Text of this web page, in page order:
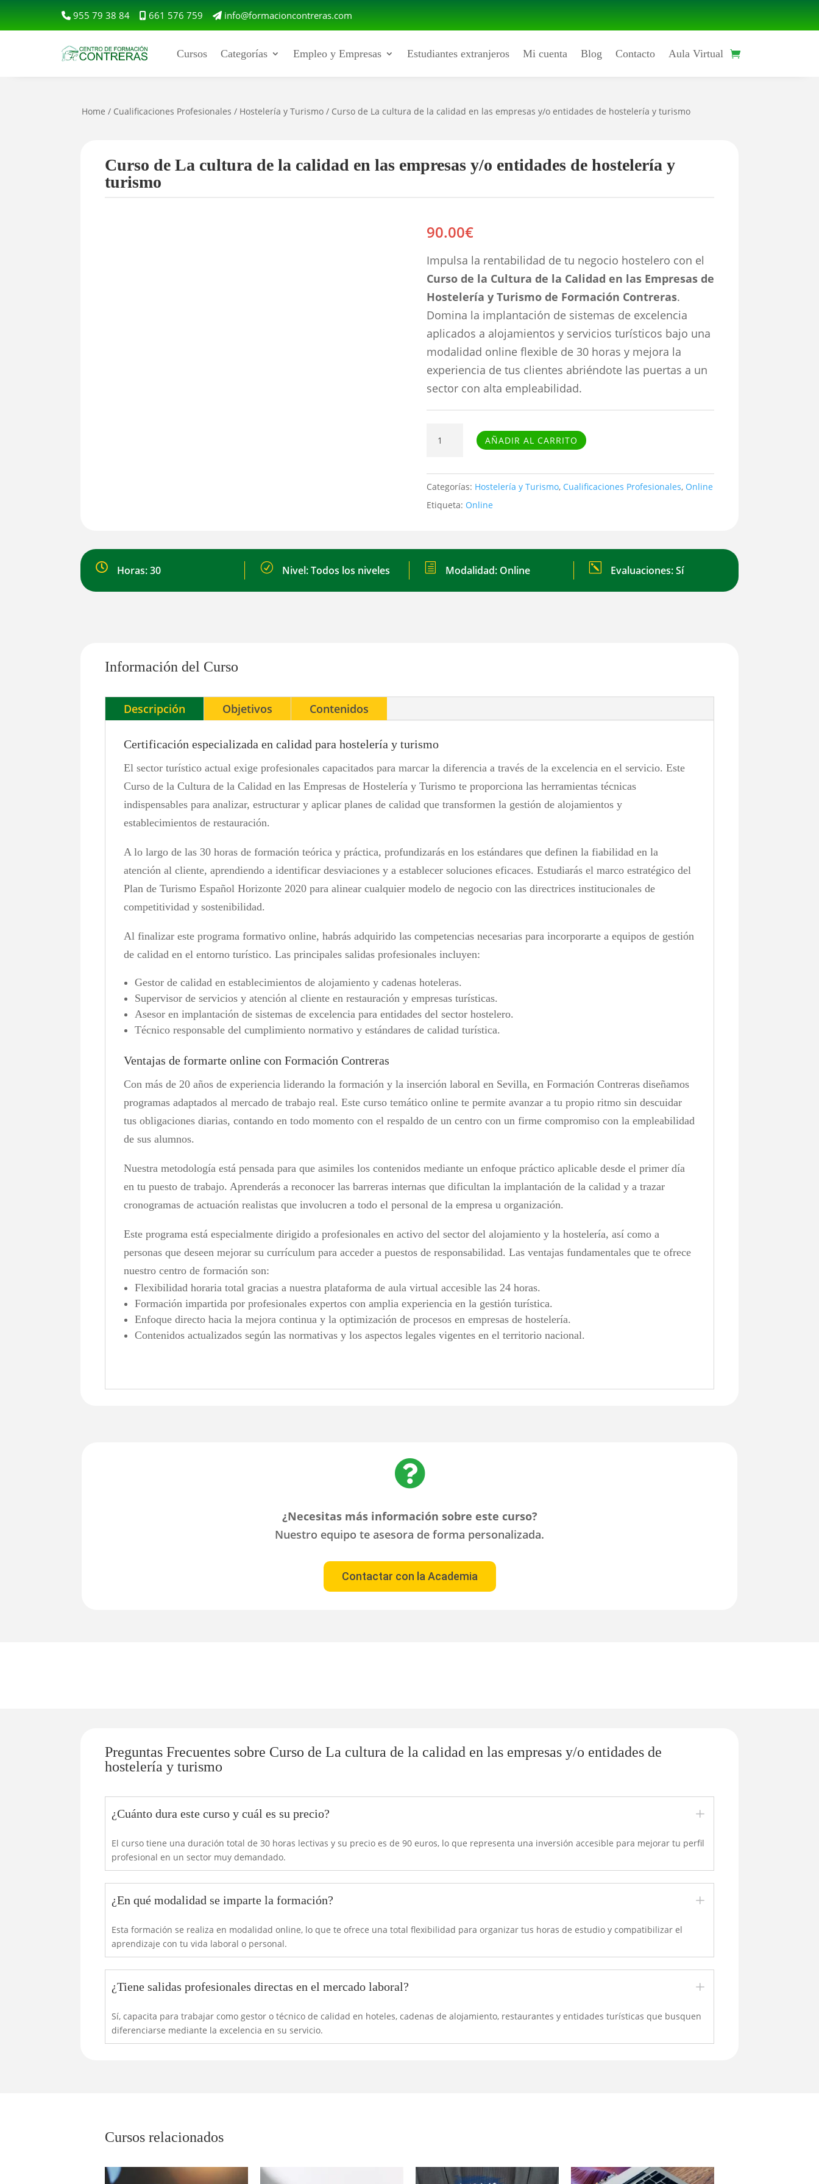
955 79 38 84 661 576 759 info@formacioncontreras.com
Cursos Categorías Empleo y Empresas Estudiantes extranjeros Mi cuenta Blog Contacto Aula Virtual
Home / Cualificaciones Profesionales / Hostelería y Turismo / Curso de La cultura de la calidad en las empresas y/o entidades de hostelería y turismo
Curso de La cultura de la calidad en las empresas y/o entidades de hostelería y
turismo
90.00€
Impulsa la rentabilidad de tu negocio hostelero con el
Curso de la Cultura de la Calidad en las Empresas de
Hostelería y Turismo de Formación Contreras.
Domina la implantación de sistemas de excelencia
aplicados a alojamientos y servicios turísticos bajo una
modalidad online flexible de 30 horas y mejora la
experiencia de tus clientes abriéndote las puertas a un
sector con alta empleabilidad.
cultura
de
en
las
empresas
cantidad
AÑADIR AL CARRITO
Categorías: Hostelería y Turismo, Cualificaciones Profesionales, Online
Etiqueta: Online
 Horas: 30 R Nivel: Todos los niveles h Modalidad: Online k Evaluaciones: Sí
Información del Curso
Descripción Objetivos Contenidos
Certificación especializada en calidad para hostelería y turismo
El sector turístico actual exige profesionales capacitados para marcar la diferencia a través de la excelencia en el servicio. Este
Curso de la Cultura de la Calidad en las Empresas de Hostelería y Turismo te proporciona las herramientas técnicas
indispensables para analizar, estructurar y aplicar planes de calidad que transformen la gestión de alojamientos y
establecimientos de restauración.
A lo largo de las 30 horas de formación teórica y práctica, profundizarás en los estándares que definen la fiabilidad en la
atención al cliente, aprendiendo a identificar desviaciones y a establecer soluciones eficaces. Estudiarás el marco estratégico del
Plan de Turismo Español Horizonte 2020 para alinear cualquier modelo de negocio con las directrices institucionales de
competitividad y sostenibilidad.
Al finalizar este programa formativo online, habrás adquirido las competencias necesarias para incorporarte a equipos de gestión
de calidad en el entorno turístico. Las principales salidas profesionales incluyen:
Gestor de calidad en establecimientos de alojamiento y cadenas hoteleras.
Supervisor de servicios y atención al cliente en restauración y empresas turísticas.
Asesor en implantación de sistemas de excelencia para entidades del sector hostelero.
Técnico responsable del cumplimiento normativo y estándares de calidad turística.
Ventajas de formarte online con Formación Contreras
Con más de 20 años de experiencia liderando la formación y la inserción laboral en Sevilla, en Formación Contreras diseñamos
programas adaptados al mercado de trabajo real. Este curso temático online te permite avanzar a tu propio ritmo sin descuidar
tus obligaciones diarias, contando en todo momento con el respaldo de un centro con un firme compromiso con la empleabilidad
de sus alumnos.
Nuestra metodología está pensada para que asimiles los contenidos mediante un enfoque práctico aplicable desde el primer día
en tu puesto de trabajo. Aprenderás a reconocer las barreras internas que dificultan la implantación de la calidad y a trazar
cronogramas de actuación realistas que involucren a todo el personal de la empresa u organización.
Este programa está especialmente dirigido a profesionales en activo del sector del alojamiento y la hostelería, así como a
personas que deseen mejorar su currículum para acceder a puestos de responsabilidad. Las ventajas fundamentales que te ofrece
nuestro centro de formación son:
Flexibilidad horaria total gracias a nuestra plataforma de aula virtual accesible las 24 horas.
Formación impartida por profesionales expertos con amplia experiencia en la gestión turística.
Enfoque directo hacia la mejora continua y la optimización de procesos en empresas de hostelería.
Contenidos actualizados según las normativas y los aspectos legales vigentes en el territorio nacional.

¿Necesitas más información sobre este curso?
Nuestro equipo te asesora de forma personalizada.
Contactar con la Academia
Preguntas Frecuentes sobre Curso de La cultura de la calidad en las empresas y/o entidades de
hostelería y turismo
¿Cuánto dura este curso y cuál es su precio? L
El curso tiene una duración total de 30 horas lectivas y su precio es de 90 euros, lo que representa una inversión accesible para mejorar tu perfil
profesional en un sector muy demandado.
¿En qué modalidad se imparte la formación? L
Esta formación se realiza en modalidad online, lo que te ofrece una total flexibilidad para organizar tus horas de estudio y compatibilizar el
aprendizaje con tu vida laboral o personal.
¿Tiene salidas profesionales directas en el mercado laboral? L
Sí, capacita para trabajar como gestor o técnico de calidad en hoteles, cadenas de alojamiento, restaurantes y entidades turísticas que busquen
diferenciarse mediante la excelencia en su servicio.
Cursos relacionados